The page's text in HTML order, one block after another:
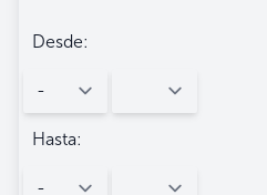
Desde:
Hasta: